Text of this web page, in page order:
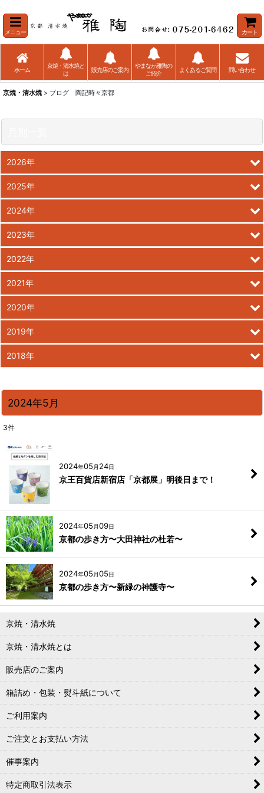
京焼・清水焼> ブログ 陶記時々京都
メニュー カート
ホーム
京焼・清水焼と
は
販売店のご案内
やまなか雅陶の
ご紹介
よくあるご質問 問い合わせ
2024年5月
3件
2024年05 月 24日
京王百貨店新宿店「京都展」明後日まで！
2024年05 月09日
京都の歩き方〜大田神社の杜若〜
2024年05 月05日
京都の歩き方〜新緑の神護寺〜
2026年
2025年
2024年
2023年
2022年
2021年
2020年
2019年
2018年
京焼・清水焼
京焼・清水焼とは
販売店のご案内
箱詰め・包装・熨斗紙について
ご利用案内
ご注文とお支払い方法
催事案内
特定商取引法表示